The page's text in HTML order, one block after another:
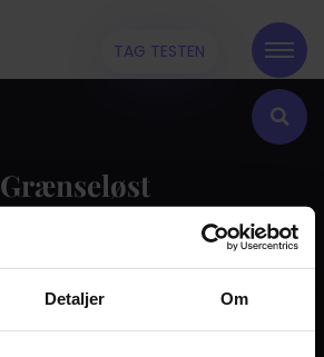
Detaljer Om
TAG TESTEN
Grænseløst